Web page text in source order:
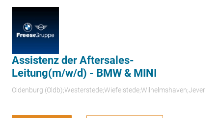
Assistenz der Aftersales-
Leitung(m/w/d) - BMW & MINI
Oldenburg (Oldb);Westerstede;Wiefelstede;Wilhelmshaven;Jever